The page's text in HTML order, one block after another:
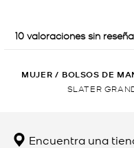
MUJER / BOLSOS DE
SLATER
Encuentra una